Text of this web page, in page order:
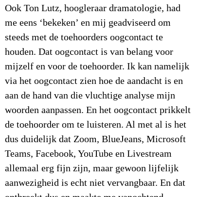
Ook Ton Lutz, hoogleraar dramatologie, had
me eens ‘bekeken’ en mij geadviseerd om
steeds met de toehoorders oogcontact te
houden. Dat oogcontact is van belang voor
mijzelf en voor de toehoorder. Ik kan namelijk
via het oogcontact zien hoe de aandacht is en
aan de hand van die vluchtige analyse mijn
woorden aanpassen. En het oogcontact prikkelt
de toehoorder om te luisteren. Al met al is het
dus duidelijk dat Zoom, BlueJeans, Microsoft
Teams, Facebook, YouTube en Livestream
allemaal erg fijn zijn, maar gewoon lijfelijk
aanwezigheid is echt niet vervangbaar. En dat